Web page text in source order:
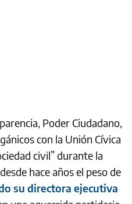
Poder Ciudadano,
con la Unión Cívica
civil” durante la
hace años el peso de
su directora ejecutiva